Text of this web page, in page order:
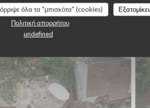
όλα τα "μπισκότα" (cookies)
Πολιτική απορρήτου
undefined
restaurant